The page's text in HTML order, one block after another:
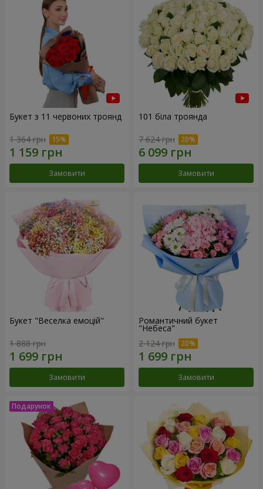
Букет з 11 червоних троянд
1 364 грн
Замовити
101 біла троянда
7 624 грн
Замовити
Букет "Веселка емоцій"
1 888 грн
Замовити
Романтичний букет
"Небеса"
2 124 грн
Замовити